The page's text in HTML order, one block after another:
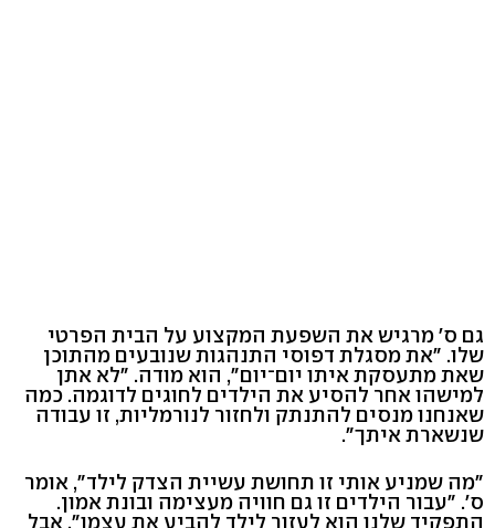
גם ס' מרגיש את השפעת המקצוע על הבית הפרטי
שלו. "את מסגלת דפוסי התנהגות שנובעים מהתוכן
שאת מתעסקת איתו יום־יום", הוא מודה. "לא אתן
למישהו אחר להסיע את הילדים לחוגים לדוגמה. כמה
שאנחנו מנסים להתנתק ולחזור לנורמליות, זו עבודה
שנשארת איתך".
"מה שמניע אותי זו תחושת עשיית הצדק לילד", אומר
ס'. "עבור הילדים זו גם חוויה מעצימה ובונת אמון.
התפקיד שלנו הוא לעזור לילד להביע את עצמו". אבל